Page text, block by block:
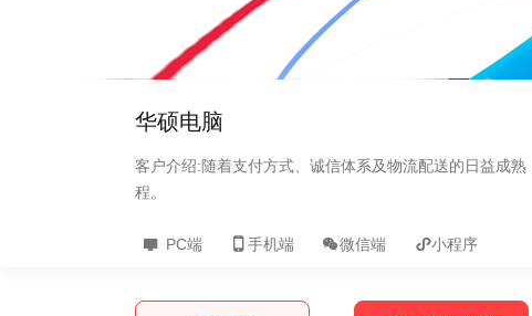
华硕电脑
客户介绍:随着支付方式、诚信体系及物流配送的日益成
程。
 PC端  手机端 微信端 小程序